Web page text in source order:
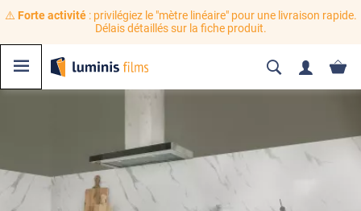
⚠️ Forte activité: privilégiez le "mètre linéaire" pour une livraison rapide.
Délais détaillés sur la fiche produit.